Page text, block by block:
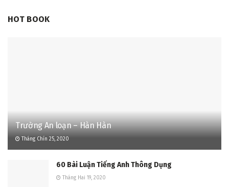
HOT BOOK
Trường An loạn – Hàn Hàn
Tháng Chín 25, 2020
60 Bài Luận Tiếng Anh Thông Dụng
Tháng Hai 19, 2020